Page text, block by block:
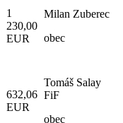
1
230,00
EUR
Milan Zuberec
obec
632,06
EUR
Tomáš Salay
FiF
obec